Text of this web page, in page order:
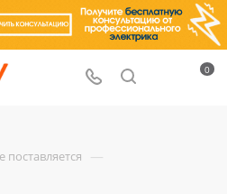
0
поставляется —